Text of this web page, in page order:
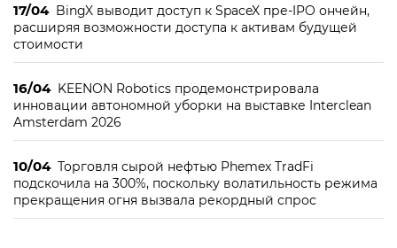
17/04 BingX выводит доступ к SpaceX пре-IPO ончейн,
расширяя возможности доступа к активам будущей
стоимости
16/04 KEENON Robotics продемонстрировала
инновации автономной уборки на выставке Interclean
Amsterdam 2026
10/04 Торговля сырой нефтью Phemex TradFi
подскочила на 300%, поскольку волатильность режима
прекращения огня вызвала рекордный спрос